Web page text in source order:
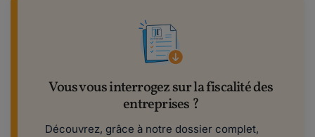
Vous vous interrogez sur la fiscalité des
entreprises ?
Découvrez, grâce à notre dossier complet,